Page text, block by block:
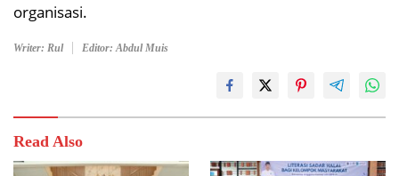
organisasi.
Writer: Rul Editor: Abdul Muis
Read Also